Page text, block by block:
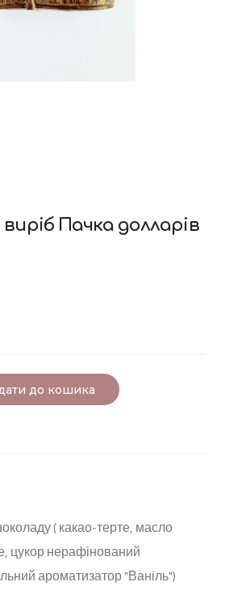
Пачка долларів
до кошика
( какао-терте, масло
цукор нерафінований
ароматизатор "Ваніль")